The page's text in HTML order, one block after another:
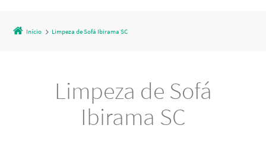
Início Limpeza de Sofá Ibirama SC
Limpeza de Sofá
Ibirama SC